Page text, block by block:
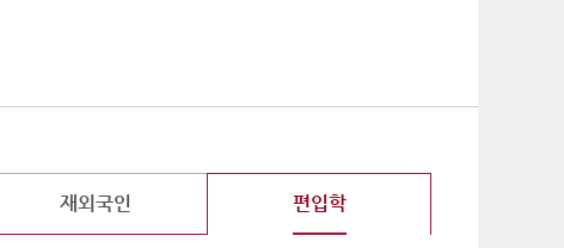
재외국인 편입학